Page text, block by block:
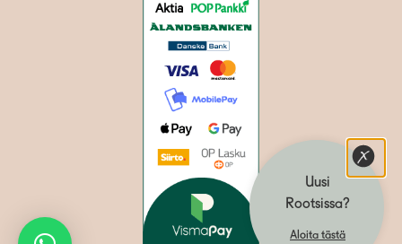
Uusi
Rootsissa?
Aloita tästä